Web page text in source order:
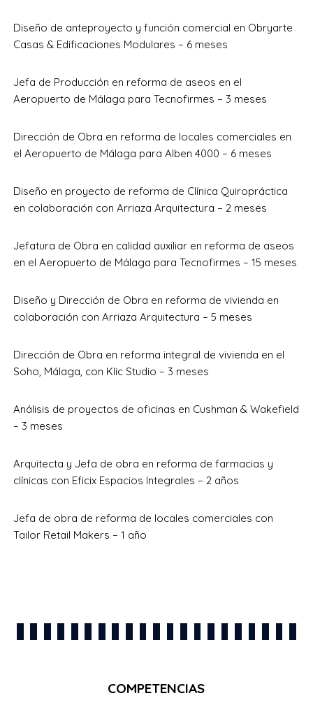
Diseño de anteproyecto y función comercial en Obryarte
Casas & Edificaciones Modulares – 6 meses
Jefa de Producción en reforma de aseos en el
Aeropuerto de Málaga para Tecnofirmes – 3 meses
Dirección de Obra en reforma de locales comerciales en
el Aeropuerto de Málaga para Alben 4000 – 6 meses
Diseño en proyecto de reforma de Clínica Quiropráctica
en colaboración con Arriaza Arquitectura – 2 meses
Jefatura de Obra en calidad auxiliar en reforma de aseos
en el Aeropuerto de Málaga para Tecnofirmes – 15 meses
Diseño y Dirección de Obra en reforma de vivienda en
colaboración con Arriaza Arquitectura – 5 meses
Dirección de Obra en reforma integral de vivienda en el
Soho, Málaga, con Klic Studio – 3 meses
Análisis de proyectos de oficinas en Cushman & Wakefield
– 3 meses
Arquitecta y Jefa de obra en reforma de farmacias y
clínicas con Eficix Espacios Integrales – 2 años
Jefa de obra de reforma de locales comerciales con
Tailor Retail Makers – 1 año
COMPETENCIAS